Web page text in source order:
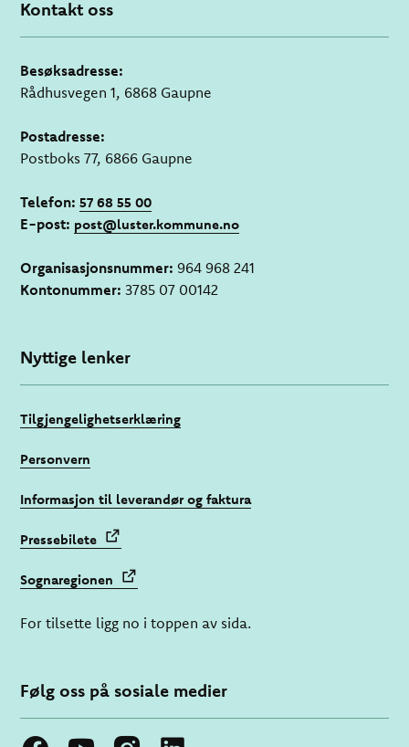
Kontakt oss
Besøksadresse:
Rådhusvegen 1, 6868 Gaupne
Postadresse:
Postboks 77, 6866 Gaupne
Telefon: 57 68 55 00
E-post: post@luster.kommune.no
Organisasjonsnummer: 964 968 241
Kontonummer: 3785 07 00142
Nyttige lenker
Tilgjengelighetserklæring
Personvern
Informasjon til leverandør og faktura
Pressebilete
Sognaregionen
For tilsette ligg no i toppen av sida.
Følg oss på sosiale medier